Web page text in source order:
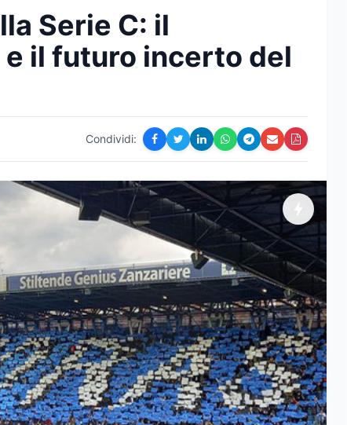
Serie C: il
il futuro incerto del
Condividi: